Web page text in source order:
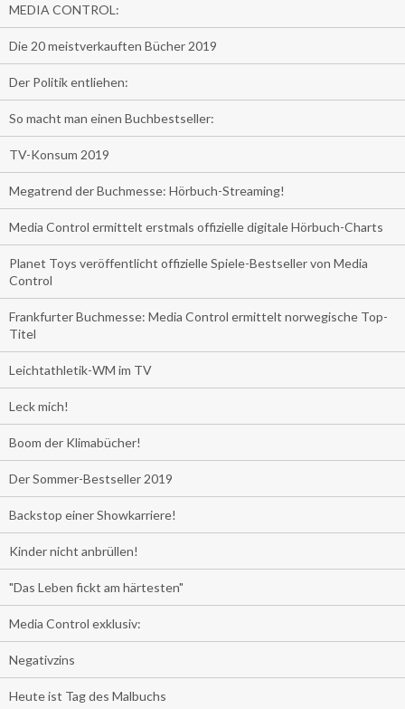
MEDIA CONTROL:
Die 20 meistverkauften Bücher 2019
Der Politik entliehen:
So macht man einen Buchbestseller:
TV-Konsum 2019
Megatrend der Buchmesse: Hörbuch-Streaming!
Media Control ermittelt erstmals offizielle digitale Hörbuch-Charts
Planet Toys veröffentlicht offizielle Spiele-Bestseller von Media
Control
Frankfurter Buchmesse: Media Control ermittelt norwegische Top-
Titel
Leichtathletik-WM im TV
Leck mich!
Boom der Klimabücher!
Der Sommer-Bestseller 2019
Backstop einer Showkarriere!
Kinder nicht anbrüllen!
"Das Leben fickt am härtesten"
Media Control exklusiv:
Negativzins
Heute ist Tag des Malbuchs